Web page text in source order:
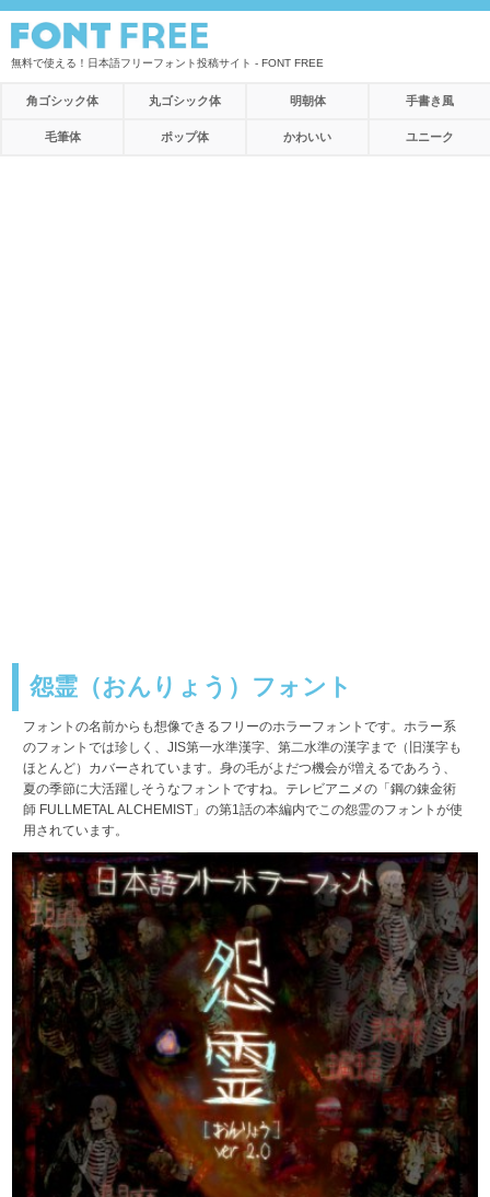
無料で使える！日本語フリーフォント投稿サイト - FONT FREE
角ゴシック体 丸ゴシック体 明朝体 手書き風
毛筆体 ポップ体 かわいい ユニーク
怨霊（おんりょう）フォント
フォントの名前からも想像できるフリーのホラーフォントです。ホラー系
のフォントでは珍しく、JIS第一水準漢字、第二水準の漢字まで（旧漢字も
ほとんど）カバーされています。身の毛がよだつ機会が増えるであろう、
夏の季節に大活躍しそうなフォントですね。テレビアニメの「鋼の錬金術
師 FULLMETAL ALCHEMIST」の第1話の本編内でこの怨霊のフォントが使
用されています。